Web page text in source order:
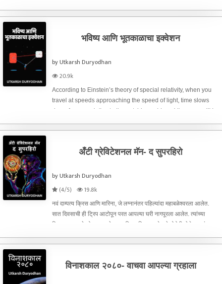
भविष्य आणि भूतकाळाचा इक्वेशन
by Utkarsh Duryodhan
20.9k
According to Einstein’s theory of special relativity, when you
travel at speeds approaching the speed of light, time slows
down for you relative to the outside world, and then you will be
अँटी ग्रेविटेशनल मॅन- द सुपरहिरो
by Utkarsh Duryodhan
(4/5)
19.8k
नवं दाम्पत्य क्रिस आणि मारिना, जे लग्नानंतर पहिल्यांदा महाबळेश्वरला आलेत.
सात दिवसाची ही ट्रिप आटोपून परत आपल्या घरी नागपूरला आलेत. त्यांच्या
क्रिसच्या घराचे लोक खूप प्रेमळ आणि मनमिळावू तसेच ते दोघेही होतेच. त्यांचा
विनाशकाल २०८०- वाचवा आपल्या ग्रहाला